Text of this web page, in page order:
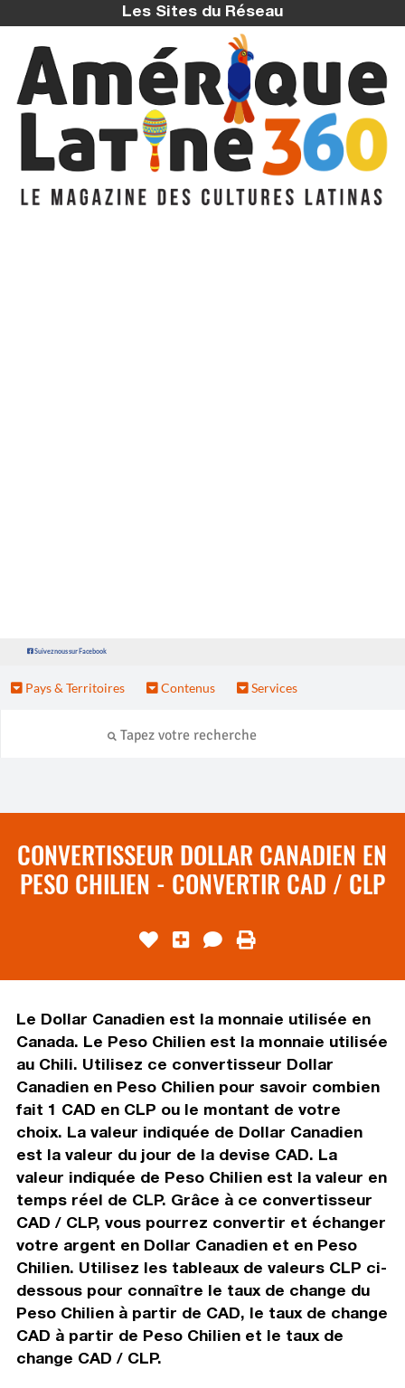
Les Sites du Réseau
Suivez nous sur Facebook
Pays & Territoires Contenus Services
CONVERTISSEUR DOLLAR CANADIEN EN
PESO CHILIEN - CONVERTIR CAD / CLP
Le Dollar Canadien est la monnaie utilisée en
Canada. Le Peso Chilien est la monnaie utilisée
au Chili. Utilisez ce convertisseur Dollar
Canadien en Peso Chilien pour savoir combien
fait 1 CAD en CLP ou le montant de votre
choix. La valeur indiquée de Dollar Canadien
est la valeur du jour de la devise CAD. La
valeur indiquée de Peso Chilien est la valeur en
temps réel de CLP. Grâce à ce convertisseur
CAD / CLP, vous pourrez convertir et échanger
votre argent en Dollar Canadien et en Peso
Chilien. Utilisez les tableaux de valeurs CLP ci-
dessous pour connaître le taux de change du
Peso Chilien à partir de CAD, le taux de change
CAD à partir de Peso Chilien et le taux de
change CAD / CLP.